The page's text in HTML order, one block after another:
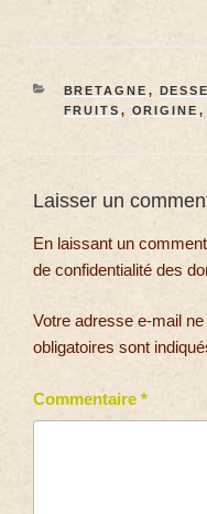
BRETAGNE ,
FRUITS , ORIGINE ,
Laisser un
En laissant un
de confidentialité des
Votre adresse e-mail
obligatoires sont
Commentaire *